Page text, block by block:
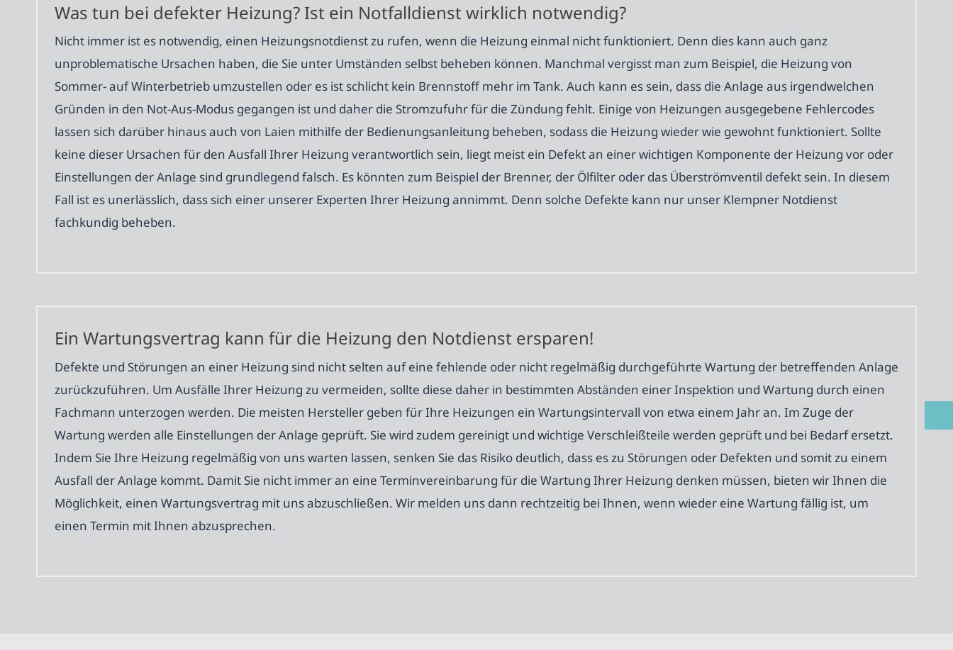
Was tun bei defekter Heizung? Ist ein Notfalldienst wirklich notwendig?
Nicht immer ist es notwendig, einen Heizungsnotdienst zu rufen, wenn die Heizung einmal nicht funktioniert. Denn dies kann auch ganz
unproblematische Ursachen haben, die Sie unter Umständen selbst beheben können. Manchmal vergisst man zum Beispiel, die Heizung von
Sommer- auf Winterbetrieb umzustellen oder es ist schlicht kein Brennstoff mehr im Tank. Auch kann es sein, dass die Anlage aus irgendwelchen
Gründen in den Not-Aus-Modus gegangen ist und daher die Stromzufuhr für die Zündung fehlt. Einige von Heizungen ausgegebene Fehlercodes
lassen sich darüber hinaus auch von Laien mithilfe der Bedienungsanleitung beheben, sodass die Heizung wieder wie gewohnt funktioniert. Sollte
keine dieser Ursachen für den Ausfall Ihrer Heizung verantwortlich sein, liegt meist ein Defekt an einer wichtigen Komponente der Heizung vor oder
Einstellungen der Anlage sind grundlegend falsch. Es könnten zum Beispiel der Brenner, der Ölfilter oder das Überströmventil defekt sein. In diesem
Fall ist es unerlässlich, dass sich einer unserer Experten Ihrer Heizung annimmt. Denn solche Defekte kann nur unser Klempner Notdienst
fachkundig beheben.
Ein Wartungsvertrag kann für die Heizung den Notdienst ersparen!
Defekte und Störungen an einer Heizung sind nicht selten auf eine fehlende oder nicht regelmäßig durchgeführte Wartung der betreffenden Anlage
zurückzuführen. Um Ausfälle Ihrer Heizung zu vermeiden, sollte diese daher in bestimmten Abständen einer Inspektion und Wartung durch einen
Fachmann unterzogen werden. Die meisten Hersteller geben für Ihre Heizungen ein Wartungsintervall von etwa einem Jahr an. Im Zuge der
Wartung werden alle Einstellungen der Anlage geprüft. Sie wird zudem gereinigt und wichtige Verschleißteile werden geprüft und bei Bedarf ersetzt.
Indem Sie Ihre Heizung regelmäßig von uns warten lassen, senken Sie das Risiko deutlich, dass es zu Störungen oder Defekten und somit zu einem
Ausfall der Anlage kommt. Damit Sie nicht immer an eine Terminvereinbarung für die Wartung Ihrer Heizung denken müssen, bieten wir Ihnen die
Möglichkeit, einen Wartungsvertrag mit uns abzuschließen. Wir melden uns dann rechtzeitig bei Ihnen, wenn wieder eine Wartung fällig ist, um
einen Termin mit Ihnen abzusprechen.